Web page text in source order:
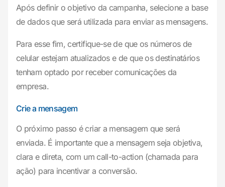
Após definir o objetivo da campanha, selecione a base
de dados que será utilizada para enviar as mensagens.
Para esse fim, certifique-se de que os números de
celular estejam atualizados e de que os destinatários
tenham optado por receber comunicações da
empresa.
Crie a mensagem
O próximo passo é criar a mensagem que será
enviada. É importante que a mensagem seja objetiva,
clara e direta, com um call-to-action (chamada para
ação) para incentivar a conversão.